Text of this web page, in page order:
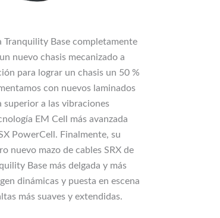
Tranquility Base completamente
nuevo chasis mecanizado a
para lograr un chasis un 50 %
con nuevos laminados
superior a las vibraciones
EM Cell más avanzada
PowerCell. Finalmente, su
nuevo mazo de cables SRX de
Base más delgada y más
dinámicas y puesta en escena
más suaves y extendidas.